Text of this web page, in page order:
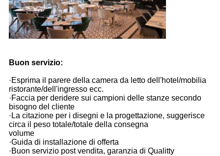
Buon servizio:
·Esprima il parere della camera da letto dell'hotel/mobilia
ristorante/dell'ingresso ecc.
·Faccia per deridere sui campioni delle stanze secondo
bisogno del cliente
·La citazione per i disegni e la progettazione, suggerisce
circa il peso totale/totale della consegna
volume
·Guida di installazione di offerta
·Buon servizio post vendita, garanzia di Qualitty